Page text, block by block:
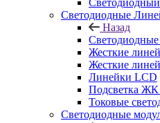
Светодиодный
Светодиодные
Назад
Жесткие
Жесткие
Линейки LCD
Подсветка
Токовые
Светодиодные